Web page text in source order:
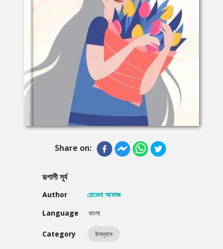
Share on:
রূপালী সূর্য
Author
রোমেনা আফাজ
Language
বাংলা
Category উপন্যাস